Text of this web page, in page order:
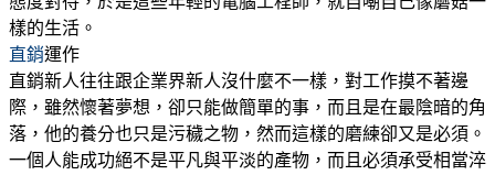
樣的生活。
直銷運作
直銷新人往往跟企業界新人沒什麼不一樣，對工作摸不著邊
際，雖然懷著夢想，卻只能做簡單的事，而且是在最陰暗的角
落，他的養分也只是污穢之物，然而這樣的磨練卻又是必須。
一個人能成功絕不是平凡與平淡的產物，而且必須承受相當淬